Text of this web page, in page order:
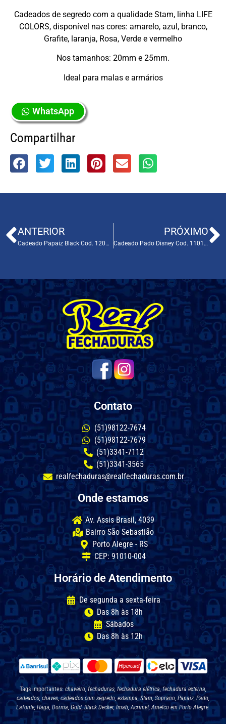
Cadeados de segredo com a qualidade Stam, linha LIFE
COLORS, disponível nas cores: amarelo, azul, branco,
Grafite, laranja, Rosa, Verde e vermelho
Nos tamanhos: 20mm e 25mm.
Ideal para malas e armários
WhatsApp
Compartilhar
ANTERIOR
Cadeado Papaiz Black Cod. 120540
PRÓXIMO
Cadeado Pado Disney Cod. 110118
Contato
(51)98122-7674
(51)98122-7679
(51)3341-7112
(51)3341-3565
realfechaduras@realfechaduras.com.br
Onde estamos
Av. Assis Brasil, 4039
Bairro São Sebastião
Porto Alegre - RS
CEP: 91010-004
Horário de Atendimento
De segunda a sexta-feira
Das 8h às 18h
Sábados
Das 8h às 12h
Tags importantes: chaveiro, fechaduras, fechadura elétrica, fechadura externa,
cadeados, chaves, cadeados com segredo, estampa, Stam, Soprano, Papaiz, Pado,
Lafonte, Haga, Dorma, Gold, Black Decker, Imab, Acrimet, Amelco em Porto Alegre.